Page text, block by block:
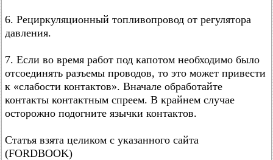
6. Рециркуляционный топливопровод от регулятора
давления.
7. Если во время работ под капотом необходимо было
отсоединять разъемы проводов, то это может привести
к «слабости контактов». Вначале обработайте
контакты контактным спреем. В крайнем случае
осторожно подогните язычки контактов.
Статья взята целиком с указанного сайта
(FORDBOOK)